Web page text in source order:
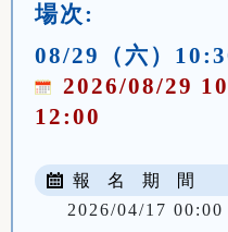
場次:
08/29（六）
2026/08/29
12:00
報 名 期 間
2026/04/17